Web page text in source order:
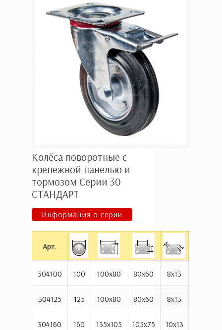
Колёса поворотные с
крепежной панелью и
тормозом Серии 30
СТАНДАРТ
Информация о серии
Арт.
304100 100 100х80 80х60 8х13
304125 125 100х80 80х60 8х13
304160 160 135х105 105х75 10х13